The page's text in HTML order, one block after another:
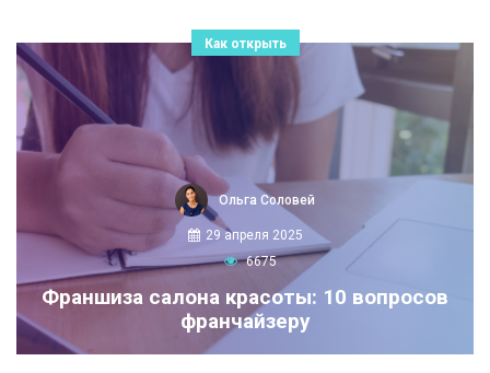
Как открыть
Ольга Соловей
29 апреля 2025
6675
Франшиза салона красоты: 10 вопросов
франчайзеру